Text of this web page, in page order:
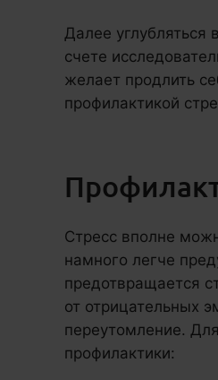
Далее
счете
желает продлить
профилактикой
Стресс вполне
намного легче
предотвращается
от отрицательных
переутомление.
профилактики: